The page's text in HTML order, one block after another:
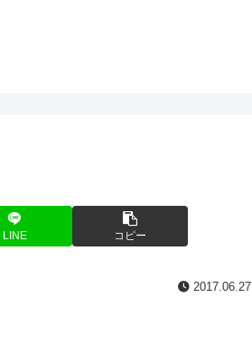
LINE コピー
2017.06.27